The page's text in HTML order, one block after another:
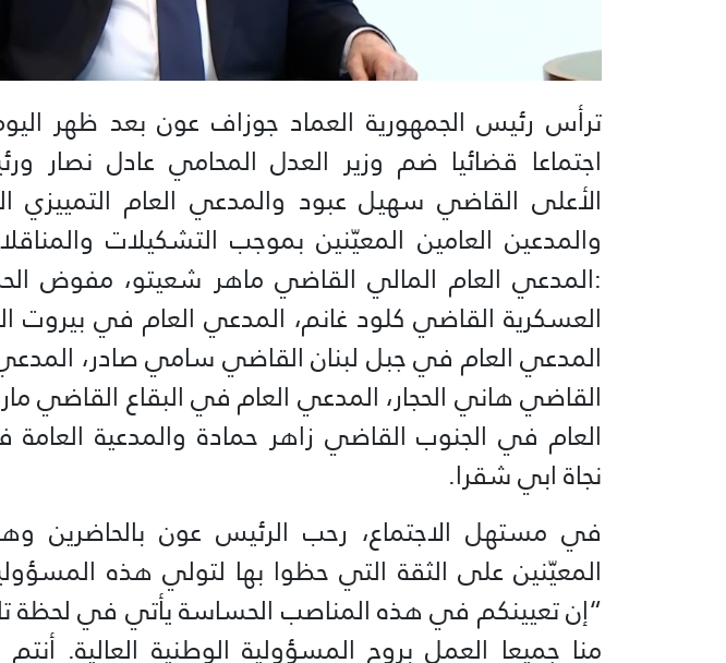
ترأس رئيس الجمهورية العماد جوزاف عون بعد ظهر
اجتماعا قضائيا ضم وزير العدل المحامي عادل نصار
الأعلى القاضي سهيل عبود والمدعي العام التمييزي
والمدعين العامين المعيّنين بموجب التشكيلات
:المدعي العام المالي القاضي ماهر شعيتو، مفوض
العسكرية القاضي كلود غانم، المدعي العام في بيروت
المدعي العام في جبل لبنان القاضي سامي صادر،
القاضي هاني الحجار، المدعي العام في البقاع القاضي
العام في الجنوب القاضي زاهر حمادة والمدعية العامة
نجاة ابي شقرا.
في مستهل الاجتماع، رحب الرئيس عون بالحاضرين
المعيّنين على الثقة التي حظوا بها لتولي هذه
“إن تعيينكم في هذه المناصب الحساسة يأتي في لحظة
منا جميعا العمل بروح المسؤولية الوطنية العالية.